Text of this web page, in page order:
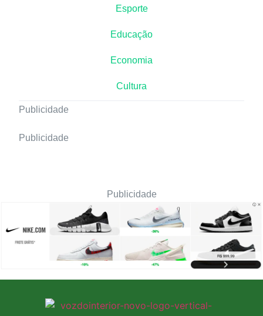
Esporte
Educação
Economia
Cultura
Publicidade
Publicidade
Publicidade